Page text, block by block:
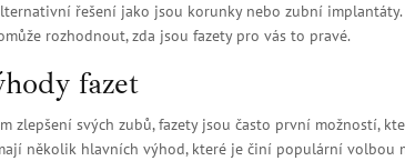
řešení jako jsou korunky nebo zubní
rozhodnout, zda jsou fazety pro vás to pravé.
fazet
zlepšení svých zubů, fazety jsou často první možností,
několik hlavních výhod, které je činí populární volbou